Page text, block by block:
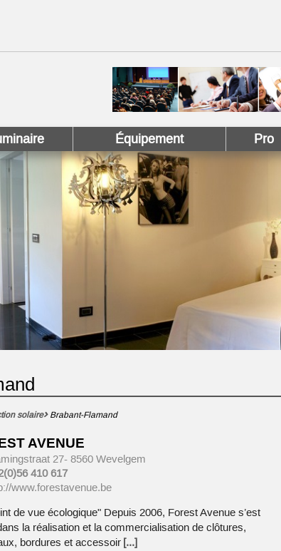
Équipement Pro
solaire Brabant-Flamand
AVENUE
27- 8560 Wevelgem
410 617
www.forestavenue.be
de vue écologique" Depuis 2006, Forest Avenue s’est
la réalisation et la commercialisation de clôtures,
bordures et accessoir [...]